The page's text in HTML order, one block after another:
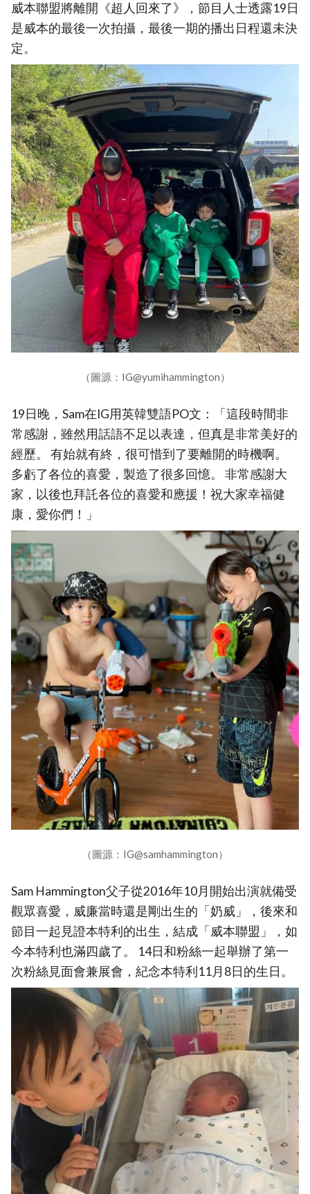
威本聯盟將離開《超人回來了》，節目人士透露19日
是威本的最後一次拍攝，最後一期的播出日程還未決
定。
（圖源：IG@yumihammington）
19日晚，Sam在IG用英韓雙語PO文：「這段時間非
常感謝，雖然用話語不足以表達，但真是非常美好的
經歷。 有始就有終，很可惜到了要離開的時機啊。
多虧了各位的喜愛，製造了很多回憶。 非常感謝大
家，以後也拜託各位的喜愛和應援！祝大家幸福健
康，愛你們！」
（圖源：IG@samhammington）
Sam Hammington父子從2016年10月開始出演就備受
觀眾喜愛，威廉當時還是剛出生的「奶威」，後來和
節目一起見證本特利的出生，結成「威本聯盟」，如
今本特利也滿四歲了。 14日和粉絲一起舉辦了第一
次粉絲見面會兼展會，紀念本特利11月8日的生日。